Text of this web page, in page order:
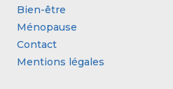
Bien-être
Ménopause
Contact
Mentions légales